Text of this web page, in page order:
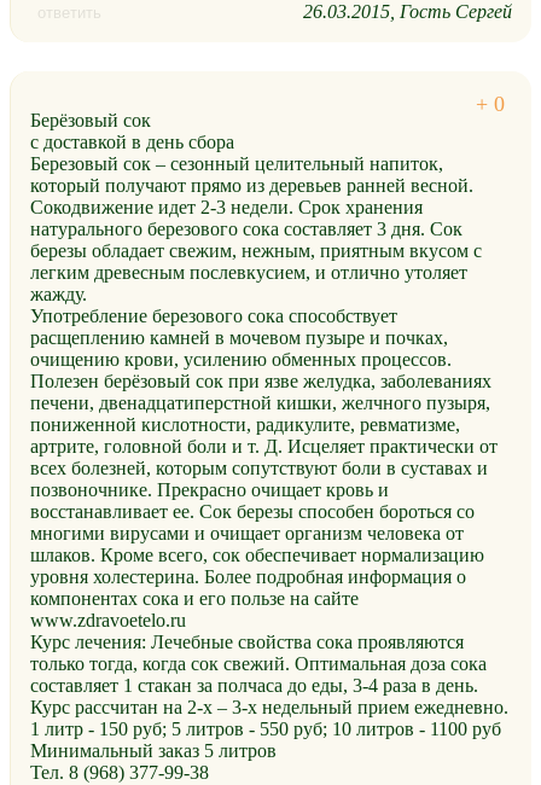
ответить 26.03.2015 Гость Сергей
Берёзовый сок
с доставкой в день сбора
Березовый сок – сезонный целительный напиток,
который получают прямо из деревьев ранней весной.
Сокодвижение идет 2-3 недели. Срок хранения
натурального березового сока составляет 3 дня. Сок
березы обладает свежим, нежным, приятным вкусом с
легким древесным послевкусием, и отлично утоляет
жажду.
Употребление березового сока способствует
расщеплению камней в мочевом пузыре и почках,
очищению крови, усилению обменных процессов.
Полезен берёзовый сок при язве желудка, заболеваниях
печени, двенадцатиперстной кишки, желчного пузыря,
пониженной кислотности, радикулите, ревматизме,
артрите, головной боли и т. Д. Исцеляет практически от
всех болезней, которым сопутствуют боли в суставах и
позвоночнике. Прекрасно очищает кровь и
восстанавливает ее. Сок березы способен бороться со
многими вирусами и очищает организм человека от
шлаков. Кроме всего, сок обеспечивает нормализацию
уровня холестерина. Более подробная информация о
компонентах сока и его пользе на сайте
www.zdravoetelo.ru
Курс лечения: Лечебные свойства сока проявляются
только тогда, когда сок свежий. Оптимальная доза сока
составляет 1 стакан за полчаса до еды, 3-4 раза в день.
Курс рассчитан на 2-х – 3-х недельный прием ежедневно.
1 литр - 150 руб; 5 литров - 550 руб; 10 литров - 1100 руб
Минимальный заказ 5 литров
Тел. 8 (968) 377-99-38